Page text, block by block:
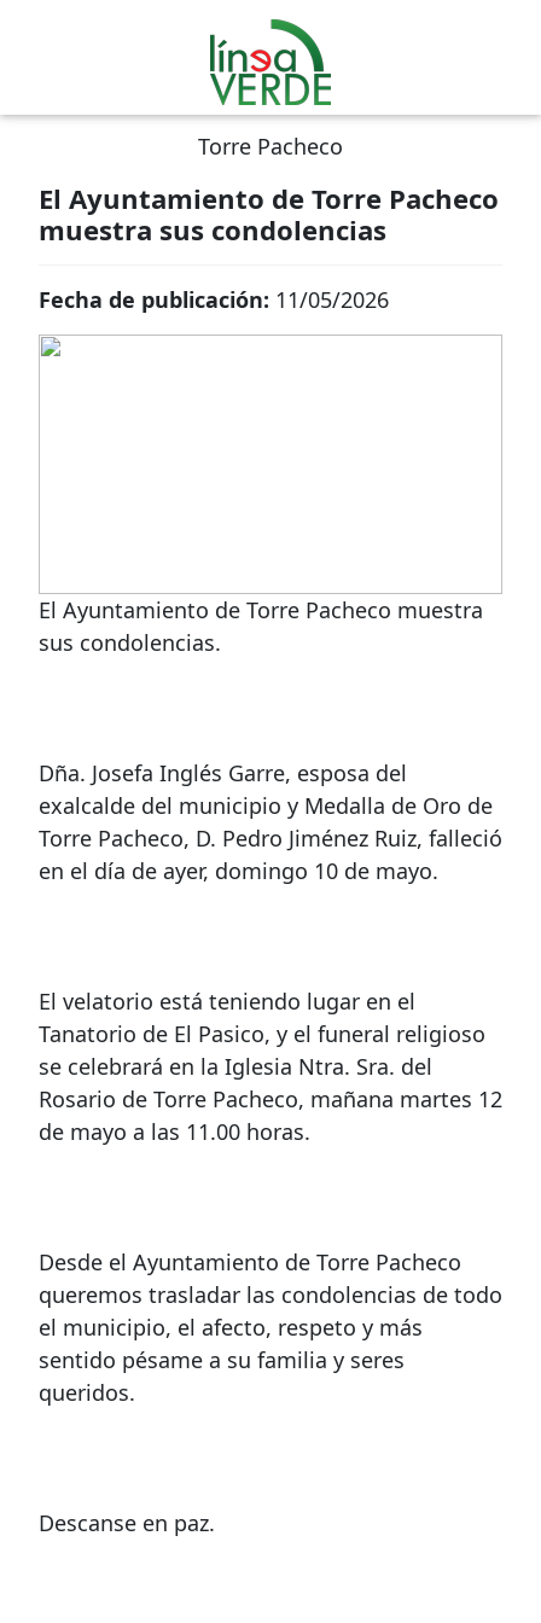
Torre Pacheco
El Ayuntamiento de Torre Pacheco
muestra sus condolencias
Fecha de publicación: 11/05/2026
El Ayuntamiento de Torre Pacheco muestra
sus condolencias.
Dña. Josefa Inglés Garre, esposa del
exalcalde del municipio y Medalla de Oro de
Torre Pacheco, D. Pedro Jiménez Ruiz, falleció
en el día de ayer, domingo 10 de mayo.
El velatorio está teniendo lugar en el
Tanatorio de El Pasico, y el funeral religioso
se celebrará en la Iglesia Ntra. Sra. del
Rosario de Torre Pacheco, mañana martes 12
de mayo a las 11.00 horas.
Desde el Ayuntamiento de Torre Pacheco
queremos trasladar las condolencias de todo
el municipio, el afecto, respeto y más
sentido pésame a su familia y seres
queridos.
Descanse en paz.